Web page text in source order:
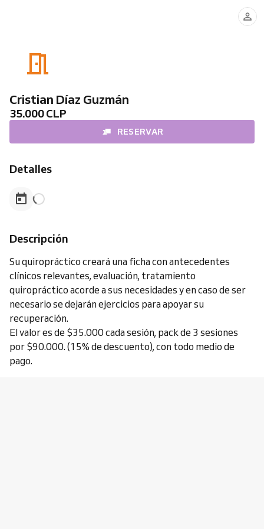
Cristian Díaz Guzmán
35.000 CLP
RESERVAR
Detalles
Descripción
Su quiropráctico creará una ficha con antecedentes
clínicos relevantes, evaluación, tratamiento
quiropráctico acorde a sus necesidades y en caso de ser
necesario se dejarán ejercicios para apoyar su
recuperación.
El valor es de $35.000 cada sesión, pack de 3 sesiones
por $90.000. (15% de descuento), con todo medio de
pago.